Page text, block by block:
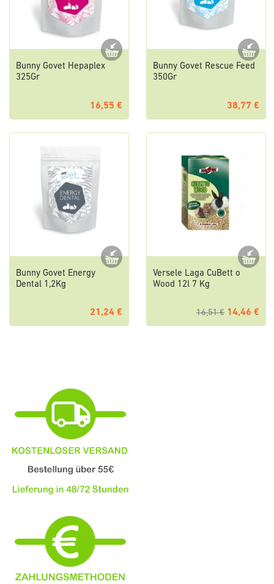
Bunny Govet Hepaplex
325Gr
16,55 €
Bunny Govet Rescue Feed
350Gr
38,77 €
Bunny Govet Energy
Dental 1,2Kg
21,24 €
Versele Laga CuBett o
Wood 12l 7 Kg
16,51 € 14,46 €